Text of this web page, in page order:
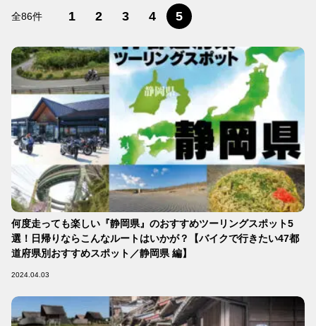
条
全86件
1 2 3 4 5
何度走っても楽しい『静岡県』のおすすめツーリングスポット5
選！日帰りならこんなルートはいかが？【バイクで行きたい47都
道府県別おすすめスポット／静岡県 編】
2024.04.03